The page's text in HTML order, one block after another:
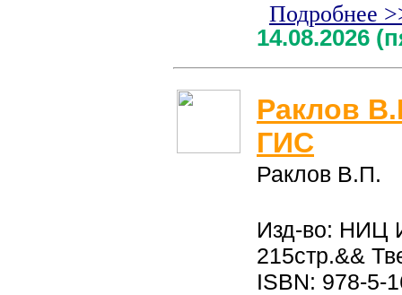
Подробнее
14.08.2026
Раклов
ГИС
Раклов В.П.
Изд-во: НИЦ
215стр.&&
ISBN: 978-5-